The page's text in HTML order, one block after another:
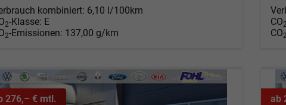
kombiniert: 6,10 l/100km
2-Klasse: E
2-Emissionen: 137,00 g/km
CO
CO
276,– € mtl. ab